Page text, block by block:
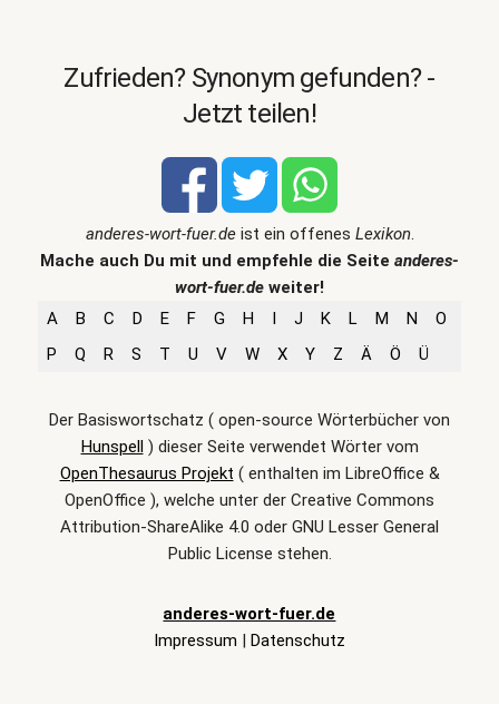
Zufrieden? Synonym gefunden? -
Jetzt teilen!
anderes-wort-fuer.deist ein offenes Lexikon.
Mache auch Du mit und empfehle die Seite anderes-
wort-fuer.de weiter!
A
B C D E F G H I J K L M N
O
P
Q R S T U V W X Y Z Ä Ö Ü
Der Basiswortschatz ( open-source Wörterbücher von
Hunspell) dieser Seite verwendet Wörter vom
OpenThesaurus Projekt ( enthalten im LibreOffice &
OpenOffice ), welche unter der Creative Commons
Attribution-ShareAlike 4.0 oder GNU Lesser General
Public License stehen.
anderes-wort-fuer.de
Impressum | Datenschutz